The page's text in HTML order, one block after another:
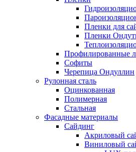
Пленки для
Пленки
Профилированные
Софиты
Черепица Ондуллин
Рулонная сталь
Оцинкованная
Полимерная
Стальная
Фасадные материалы
Сайдинг
Акриловый
Виниловый